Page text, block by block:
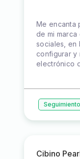
Me encanta
de mi
sociales, en
configurar y
electrónico
Cibino